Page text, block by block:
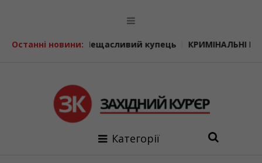
Останні новини:
купець КРИМІНАЛЬНІ ІСТОРІЇ. Співачка-
Категорії